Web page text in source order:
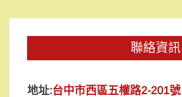
聯絡資訊
地址:台中市西區五權路2-201號